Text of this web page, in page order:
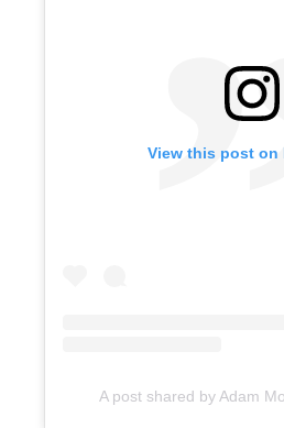
View this post on
A post shared by Adam